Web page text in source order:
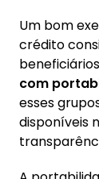
Um bom
crédito
com
esses
disponíveis